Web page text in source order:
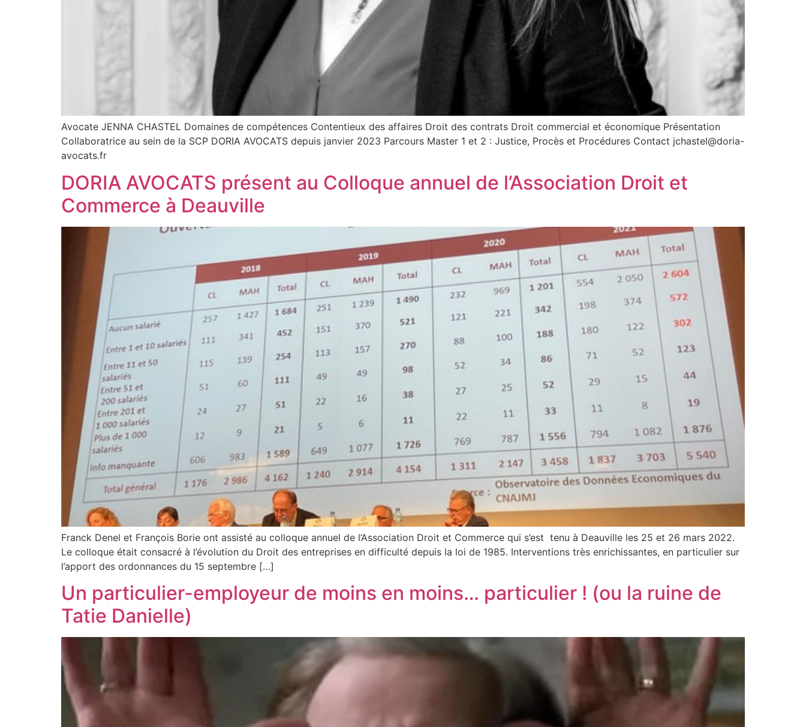
Avocate JENNA CHASTEL Domaines de compétences Contentieux des affaires Droit des contrats Droit commercial et économique Présentation
Collaboratrice au sein de la SCP DORIA AVOCATS depuis janvier 2023 Parcours Master 1 et 2 : Justice, Procès et Procédures Contact jchastel@doria-
avocats.fr
DORIA AVOCATS présent au Colloque annuel de l’Association Droit et
Commerce à Deauville
Franck Denel et François Borie ont assisté au colloque annuel de l’Association Droit et Commerce qui s’est tenu à Deauville les 25 et 26 mars 2022.
Le colloque était consacré à l’évolution du Droit des entreprises en difficulté depuis la loi de 1985. Interventions très enrichissantes, en particulier sur
l’apport des ordonnances du 15 septembre […]
Un particulier-employeur de moins en moins… particulier ! (ou la ruine de
Tatie Danielle)